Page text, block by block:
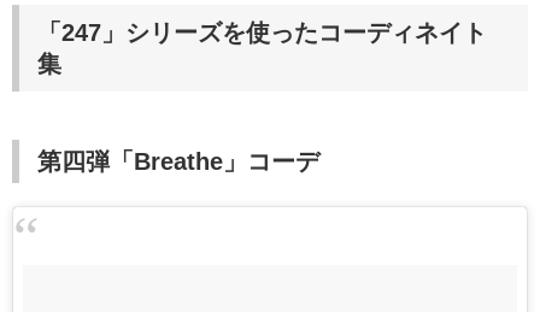
「247」シリーズを使ったコーディネイト
集
第四弾「Breathe」コーデ